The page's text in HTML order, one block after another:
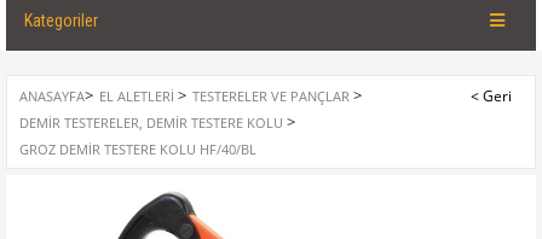
Kategoriler
ANASAYFA> EL ALETLERI > TESTERELER VE PANÇLAR >
DEMIR TESTERELER, DEMIR TESTERE KOLU >
GROZ DEMIR TESTERE KOLU HF/40/BL